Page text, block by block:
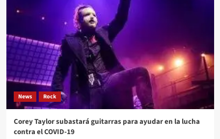
News Rock
Corey Taylor subastará guitarras para ayudar en la lucha
contra el COVID-19